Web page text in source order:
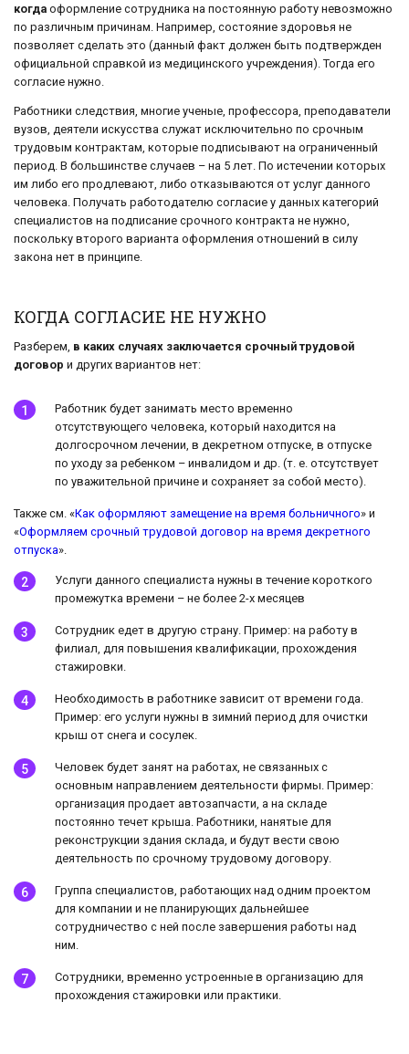
когда оформление сотрудника на постоянную работу невозможно
по различным причинам. Например, состояние здоровья не
позволяет сделать это (данный факт должен быть подтвержден
официальной справкой из медицинского учреждения). Тогда его
согласие нужно.
Работники следствия, многие ученые, профессора, преподаватели
вузов, деятели искусства служат исключительно по срочным
трудовым контрактам, которые подписывают на ограниченный
период. В большинстве случаев – на 5 лет. По истечении которых
им либо его продлевают, либо отказываются от услуг данного
человека. Получать работодателю согласие у данных категорий
специалистов на подписание срочного контракта не нужно,
поскольку второго варианта оформления отношений в силу
закона нет в принципе.
КОГДА СОГЛАСИЕ НЕ НУЖНО
Разберем, в каких случаях заключается срочный трудовой
договор и других вариантов нет:
Работник будет занимать место временно
отсутствующего человека, который находится на
долгосрочном лечении, в декретном отпуске, в отпуске
по уходу за ребенком – инвалидом и др. (т. е. отсутствует
по уважительной причине и сохраняет за собой место).
Также см. «Как оформляют замещение на время больничного» и
«Оформляем срочный трудовой договор на время декретного
отпуска».
Услуги данного специалиста нужны в течение короткого
промежутка времени – не более 2-х месяцев
Сотрудник едет в другую страну. Пример: на работу в
филиал, для повышения квалификации, прохождения
стажировки.
Необходимость в работнике зависит от времени года.
Пример: его услуги нужны в зимний период для очистки
крыш от снега и сосулек.
Человек будет занят на работах, не связанных с
основным направлением деятельности фирмы. Пример:
организация продает автозапчасти, а на складе
постоянно течет крыша. Работники, нанятые для
реконструкции здания склада, и будут вести свою
деятельность по срочному трудовому договору.
Группа специалистов, работающих над одним проектом
для компании и не планирующих дальнейшее
сотрудничество с ней после завершения работы над
ним.
Сотрудники, временно устроенные в организацию для
прохождения стажировки или практики.